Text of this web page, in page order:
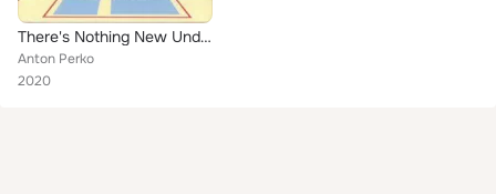
There's Nothing New Under The Sun
Anton Perko
2020